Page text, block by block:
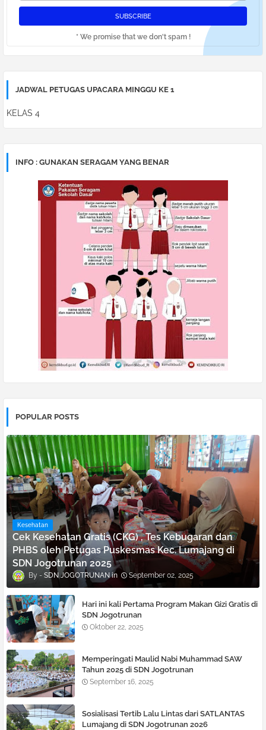
* We promise that we don't spam !
JADWAL PETUGAS UPACARA MINGGU KE 1
KELAS 4
INFO : GUNAKAN SERAGAM YANG BENAR
POPULAR POSTS
Kesehatan
Cek Kesehatan Gratis (CKG) , Tes Kebugaran dan
PHBS oleh Petugas Puskesmas Kec. Lumajang di
SDN Jogotrunan 2025
SDN JOGOTRUNAN September 02, 2025
Hari ini kali Pertama Program Makan Gizi Gratis di
SDN Jogotrunan
Oktober 22, 2025
Memperingati Maulid Nabi Muhammad SAW
Tahun 2025 di SDN Jogotrunan
September 16, 2025
Sosialisasi Tertib Lalu Lintas dari SATLANTAS
Lumajang di SDN Jogotrunan 2026